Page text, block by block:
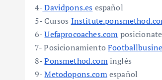
4-Davidpons.es español
5- Cursos
6-Uefaprocoaches.com
7- Posicionamiento
8-Ponsmethod.cominglés
9-Metodopons.comespañol